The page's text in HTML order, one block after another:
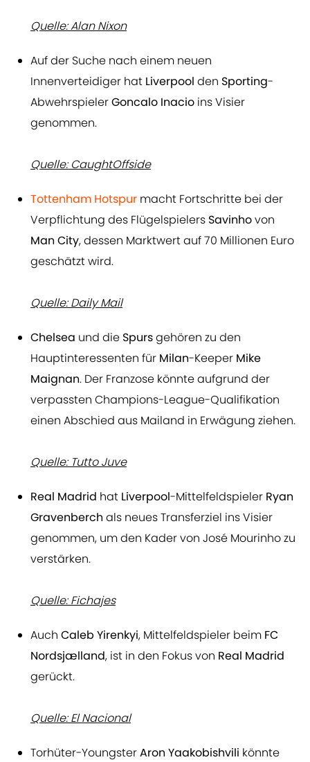
Quelle: Alan Nixon
Auf der Suche nach einem neuen
Innenverteidiger hat Liverpool den Sporting-
AbwehrspielerGoncalo Inacio ins Visier
genommen.
Quelle: CaughtOffside
Tottenham Hotspur macht Fortschritte bei der
Verpflichtung des Flügelspielers Savinhovon
Man City, dessen Marktwert auf 70 Millionen Euro
geschätzt wird.
Quelle: Daily Mail
Chelsea und die Spursgehören zu den
Hauptinteressenten für Milan-Keeper Mike
Maignan. Der Franzose könnte aufgrund der
verpassten Champions-League-Qualifikation
einen Abschied aus Mailand in Erwägung ziehen.
Quelle: Tutto Juve
Real Madrid hat Liverpool-Mittelfeldspieler Ryan
Gravenberch als neues Transferziel ins Visier
genommen, um den Kader von José Mourinho zu
verstärken.
Quelle: Fichajes
Auch Caleb Yirenkyi, Mittelfeldspieler beim FC
Nordsjælland, ist in den Fokus von Real Madrid
gerückt.
Quelle: El Nacional
Torhüter-YoungsterAron Yaakobishvili könnte